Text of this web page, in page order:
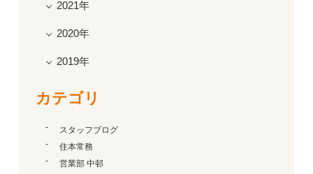
2021年
2020年
2019年
カテゴリ
スタッフブログ
住本常務
営業部 中邨